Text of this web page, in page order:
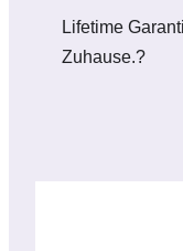
Lifetime
Zuhause.?